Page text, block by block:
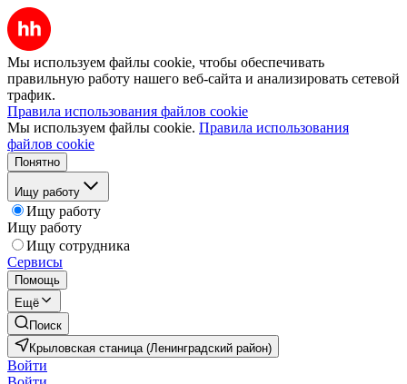
Мы используем файлы cookie, чтобы обеспечивать
правильную работу нашего веб-сайта и анализировать сетевой
трафик.
Правила использования файлов cookie
Мы используем файлы cookie. Правила использования
файлов cookie
Понятно
Ищу работу
Ищу работу
Ищу работу
Ищу сотрудника
Сервисы
Помощь
Ещё
Поиск
Крыловская станица (Ленинградский район)
Войти